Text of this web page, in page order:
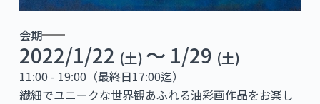
会期
2022/1/22 (土) 〜 1/29 (土)
11:00 - 19:00（最終日17:00迄）
繊細でユニークな世界観あふれる油彩画作品をお楽し